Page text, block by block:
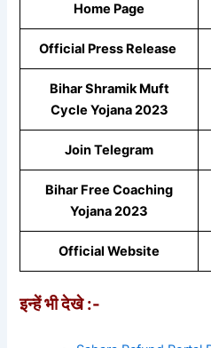
Home Page
Official Press Release
Bihar Shramik Muft
Cycle Yojana 2023
Join Telegram
Bihar Free Coaching
Yojana 2023
Official Website
इन्हें भी देखे :-